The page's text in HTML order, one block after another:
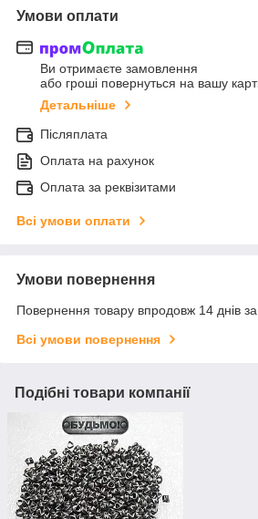
Умови оплати
Ви отримаєте замовлення
або гроші повернуться на вашу
Детальніше
Післяплата
Оплата на рахунок
Оплата за реквізитами
Всі умови оплати
Умови повернення
Повернення товару впродовж 14 днів
Всі умови повернення
Подібні товари компанії